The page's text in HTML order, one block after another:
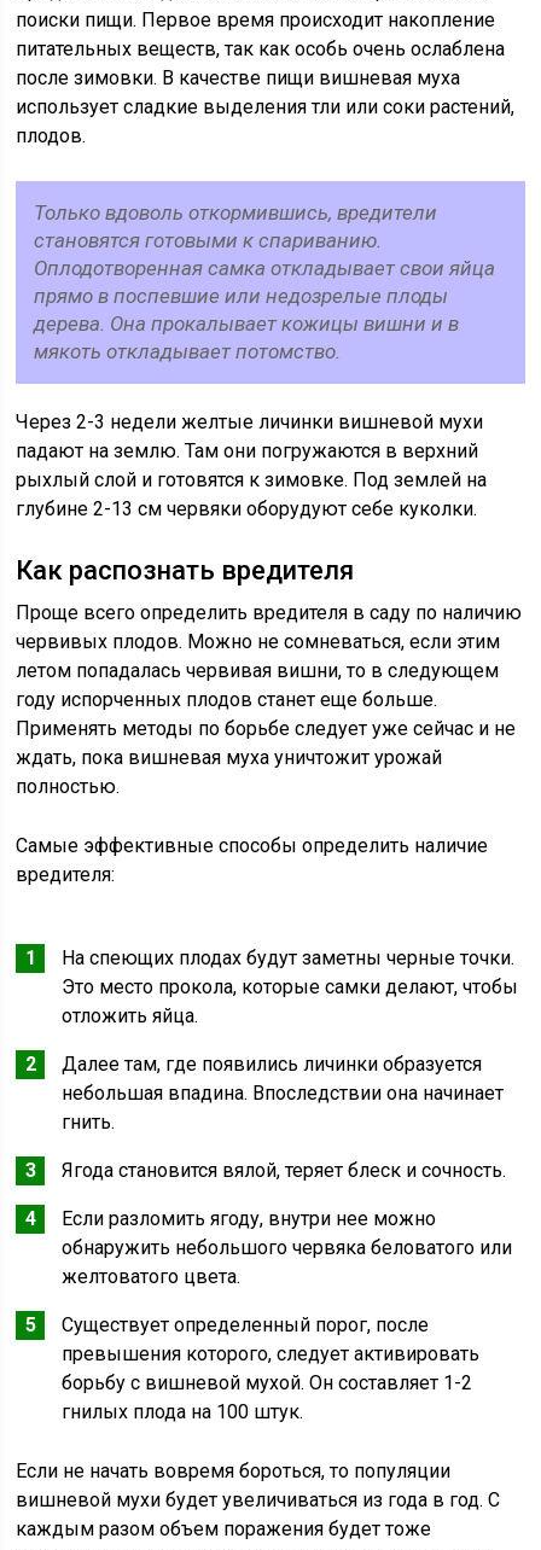
поиски пищи. Первое время происходит накопление
питательных веществ, так как особь очень ослаблена
после зимовки. В качестве пищи вишневая муха
использует сладкие выделения тли или соки растений,
плодов.
Только вдоволь откормившись, вредители
становятся готовыми к спариванию.
Оплодотворенная самка откладывает свои яйца
прямо в поспевшие или недозрелые плоды
дерева. Она прокалывает кожицы вишни и в
мякоть откладывает потомство.
Через 2-3 недели желтые личинки вишневой мухи
падают на землю. Там они погружаются в верхний
рыхлый слой и готовятся к зимовке. Под землей на
глубине 2-13 см червяки оборудуют себе куколки.
Как распознать вредителя
Проще всего определить вредителя в саду по наличию
червивых плодов. Можно не сомневаться, если этим
летом попадалась червивая вишни, то в следующем
году испорченных плодов станет еще больше.
Применять методы по борьбе следует уже сейчас и не
ждать, пока вишневая муха уничтожит урожай
полностью.
Самые эффективные способы определить наличие
вредителя:
На спеющих плодах будут заметны черные точки.
Это место прокола, которые самки делают, чтобы
отложить яйца.
Далее там, где появились личинки образуется
небольшая впадина. Впоследствии она начинает
гнить.
Ягода становится вялой, теряет блеск и сочность.
Если разломить ягоду, внутри нее можно
обнаружить небольшого червяка беловатого или
желтоватого цвета.
Существует определенный порог, после
превышения которого, следует активировать
борьбу с вишневой мухой. Он составляет 1-2
гнилых плода на 100 штук.
Если не начать вовремя бороться, то популяции
вишневой мухи будет увеличиваться из года в год. С
каждым разом объем поражения будет тоже